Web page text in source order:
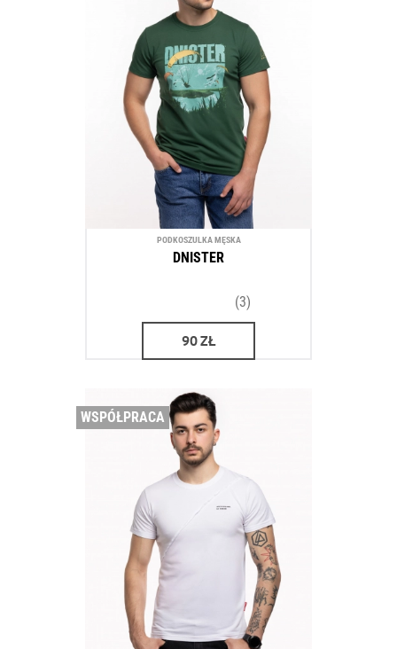
PODKOSZULKA MĘSKA
DNISTER
(3)
90ZŁ
WSPÓŁPRACA